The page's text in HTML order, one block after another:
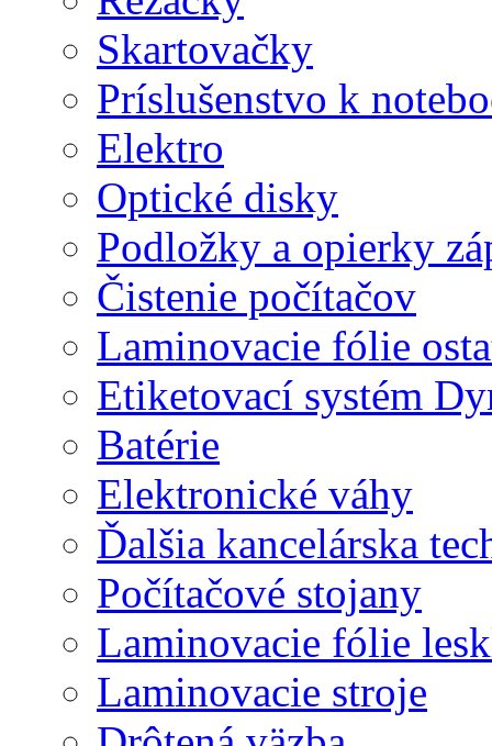
Skartovačky
Príslušenstvo k
Elektro
Optické disky
Podložky a opierky
Čistenie počítačov
Laminovacie fólie
Etiketovací systém
Batérie
Elektronické váhy
Ďalšia kancelárska
Počítačové stojany
Laminovacie fólie
Laminovacie stroje